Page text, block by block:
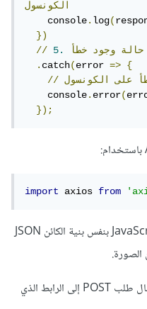
الكونسول
console.log(
})
//
5. حالة وجود
خطأ
.catch(error =>
{
//
على
الكونسول
console.error(
});
import axios from
بعد ذلك، نعرّف كائنا JavaScript jsonObject بنفس بنية الكائن JSON
ثم نستخدم طريقة axios.post() لإرسال طلب POST إلى الرابط الذي